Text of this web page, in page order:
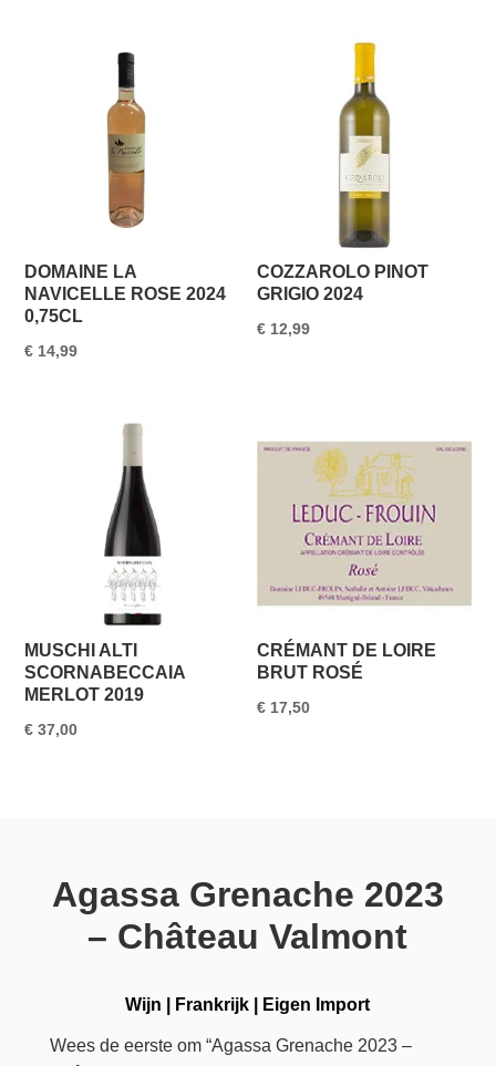
DOMAINE LA
NAVICELLE ROSE 2024
0,75CL
€ 14,99
COZZAROLO PINOT
GRIGIO 2024
€ 12,99
MUSCHI ALTI
SCORNABECCAIA
MERLOT 2019
€ 37,00
CRÉMANT DE LOIRE
BRUT ROSÉ
€ 17,50
Agassa Grenache 2023
– Château Valmont
Wijn Frankrijk Eigen Import
Wees de eerste om “Agassa Grenache 2023 –